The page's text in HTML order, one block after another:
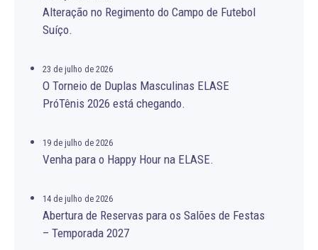
Alteração no Regimento do Campo de Futebol
Suíço.
23 de julho de 2026
O Torneio de Duplas Masculinas ELASE
PróTênis 2026 está chegando.
19 de julho de 2026
Venha para o Happy Hour na ELASE.
14 de julho de 2026
Abertura de Reservas para os Salões de Festas
– Temporada 2027